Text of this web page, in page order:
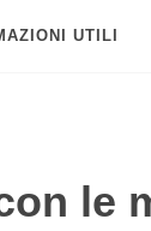
UTILI
le